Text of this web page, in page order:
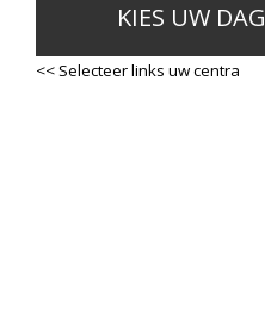
KIES UW DAG
<< Selecteer links uw centra